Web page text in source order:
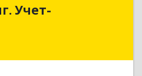
Учет-
Учет-